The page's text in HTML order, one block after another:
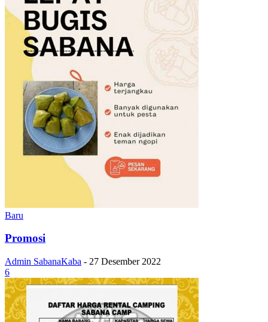
Baru
Promosi
Admin SabanaKaba - 27 Desember 2022
6